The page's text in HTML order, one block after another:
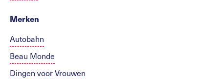
Merken
Autobahn
Beau Monde
Dingen voor Vrouwen